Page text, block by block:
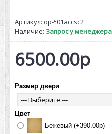
Артикул: op-501accsc2
Наличие: Запрос у менеджера
6500.00р
Размер двери
Цвет
Бежевый (+390.00р)